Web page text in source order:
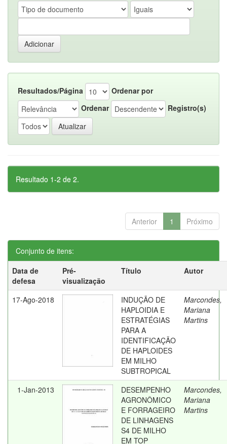
Resultados/Página
Ordenar por
Ordenar
Registro(s)
Resultado 1-2 de 2.
Anterior 1 Próximo
Conjunto de itens:
Data de
defesa
Pré-
visualização
Título Autor
17-Ago-2018
INDUÇÃO DE
HAPLOIDIA E
ESTRATÉGIAS
PARA A
IDENTIFICAÇÃO
DE HAPLOIDES
EM MILHO
SUBTROPICAL
Marcondes,
Mariana
Martins
1-Jan-2013
DESEMPENHO
AGRONÔMICO
E FORRAGEIRO
DE LINHAGENS
S4 DE MILHO
EM TOP
Marcondes,
Mariana
Martins